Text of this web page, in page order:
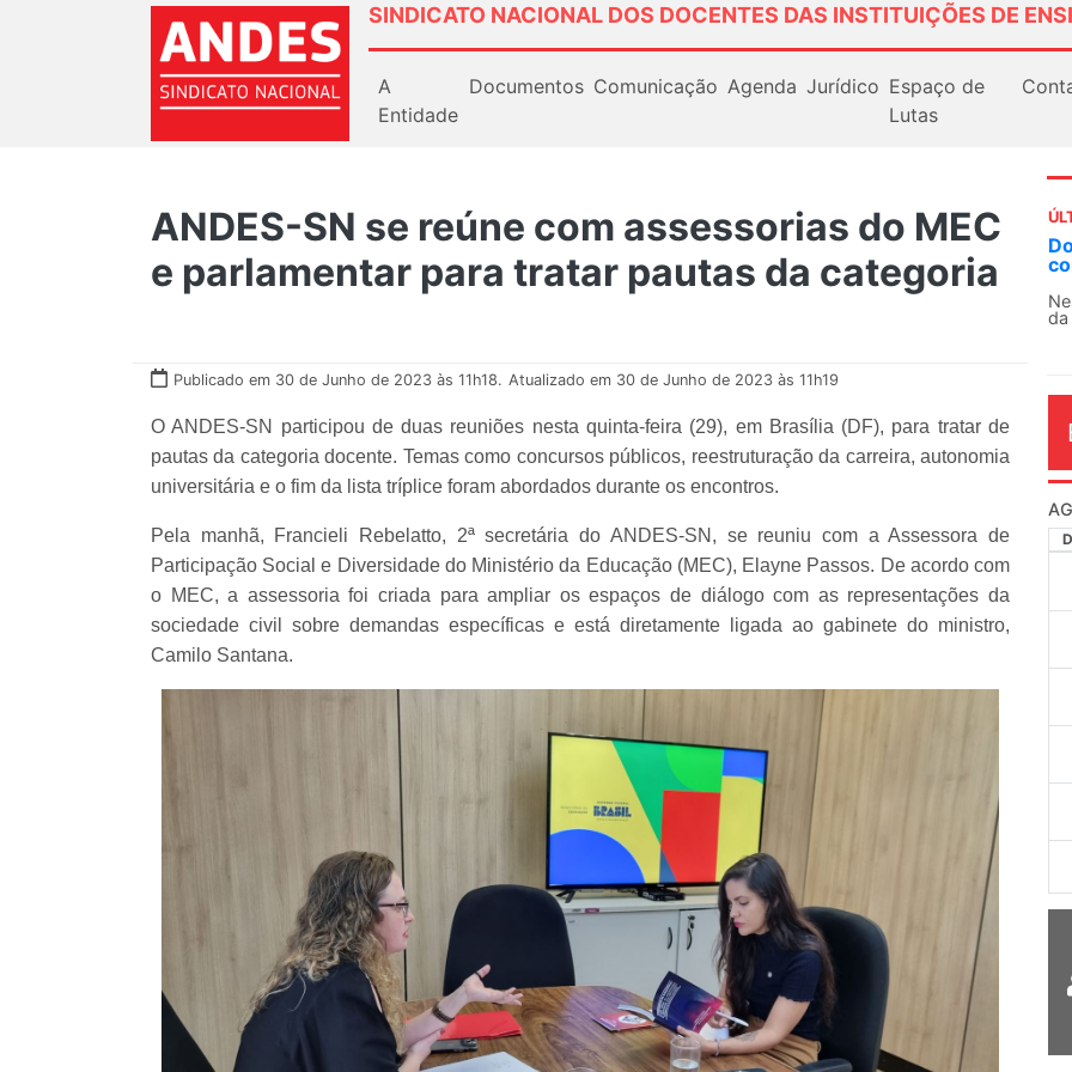
SINDICATO NACIONAL DOS DOCENTES DAS INSTITUIÇÕES DE
A
Entidade
Documentos Comunicação Agenda Jurídico Espaço de
Lutas
ANDES-SN se reúne com assessorias do MEC
e parlamentar para tratar pautas da categoria
Publicado em 30 de Junho de 2023 às 11h18. Atualizado em 30 de Junho de 2023 às 11h19
O ANDES-SN participou de duas reuniões nesta quinta-feira (29), em Brasília (DF), para tratar de
pautas da categoria docente. Temas como concursos públicos, reestruturação da carreira, autonomia
universitária e o fim da lista tríplice foram abordados durante os encontros.
Pela manhã, Francieli Rebelatto, 2ª secretária do ANDES-SN, se reuniu com a Assessora de
Participação Social e Diversidade do Ministério da Educação (MEC), Elayne Passos. De acordo com
o MEC, a assessoria foi criada para ampliar os espaços de diálogo com as representações da
sociedade civil sobre demandas específicas e está diretamente ligada ao gabinete do ministro,
Camilo Santana.
O